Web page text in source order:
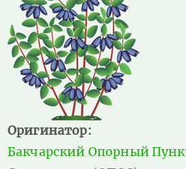
Оригинатор:
Бакчарский Опорный